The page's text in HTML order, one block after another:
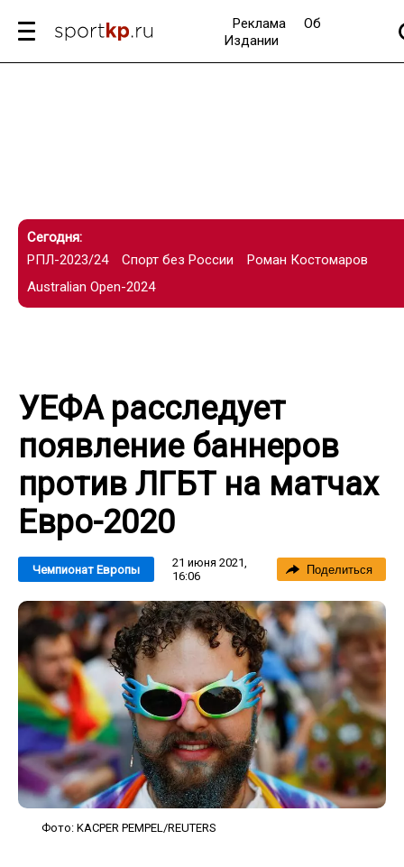
Реклама
Об
Издании
Сегодня:
РПЛ-2023/24
Спорт без России
Роман Костомаров
Australian Open-2024
УЕФА расследует
появление баннеров
против ЛГБТ на матчах
Евро-2020
Чемпионат Европы
21 июня 2021,
16:06
Поделиться
Фото: KACPER PEMPEL/REUTERS